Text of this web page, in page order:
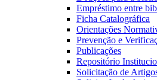
Empréstimo entre
Ficha Catalográfica
Orientações
Prevenção e
Publicações
Repositório
Solicitação de